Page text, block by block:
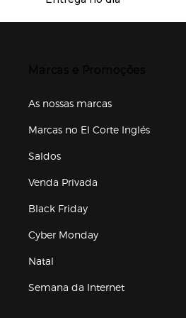
As nossas marcas
Marcas no El Corte Inglés
Saldos
Venda Privada
Black Friday
Cyber Monday
Natal
Semana da Internet